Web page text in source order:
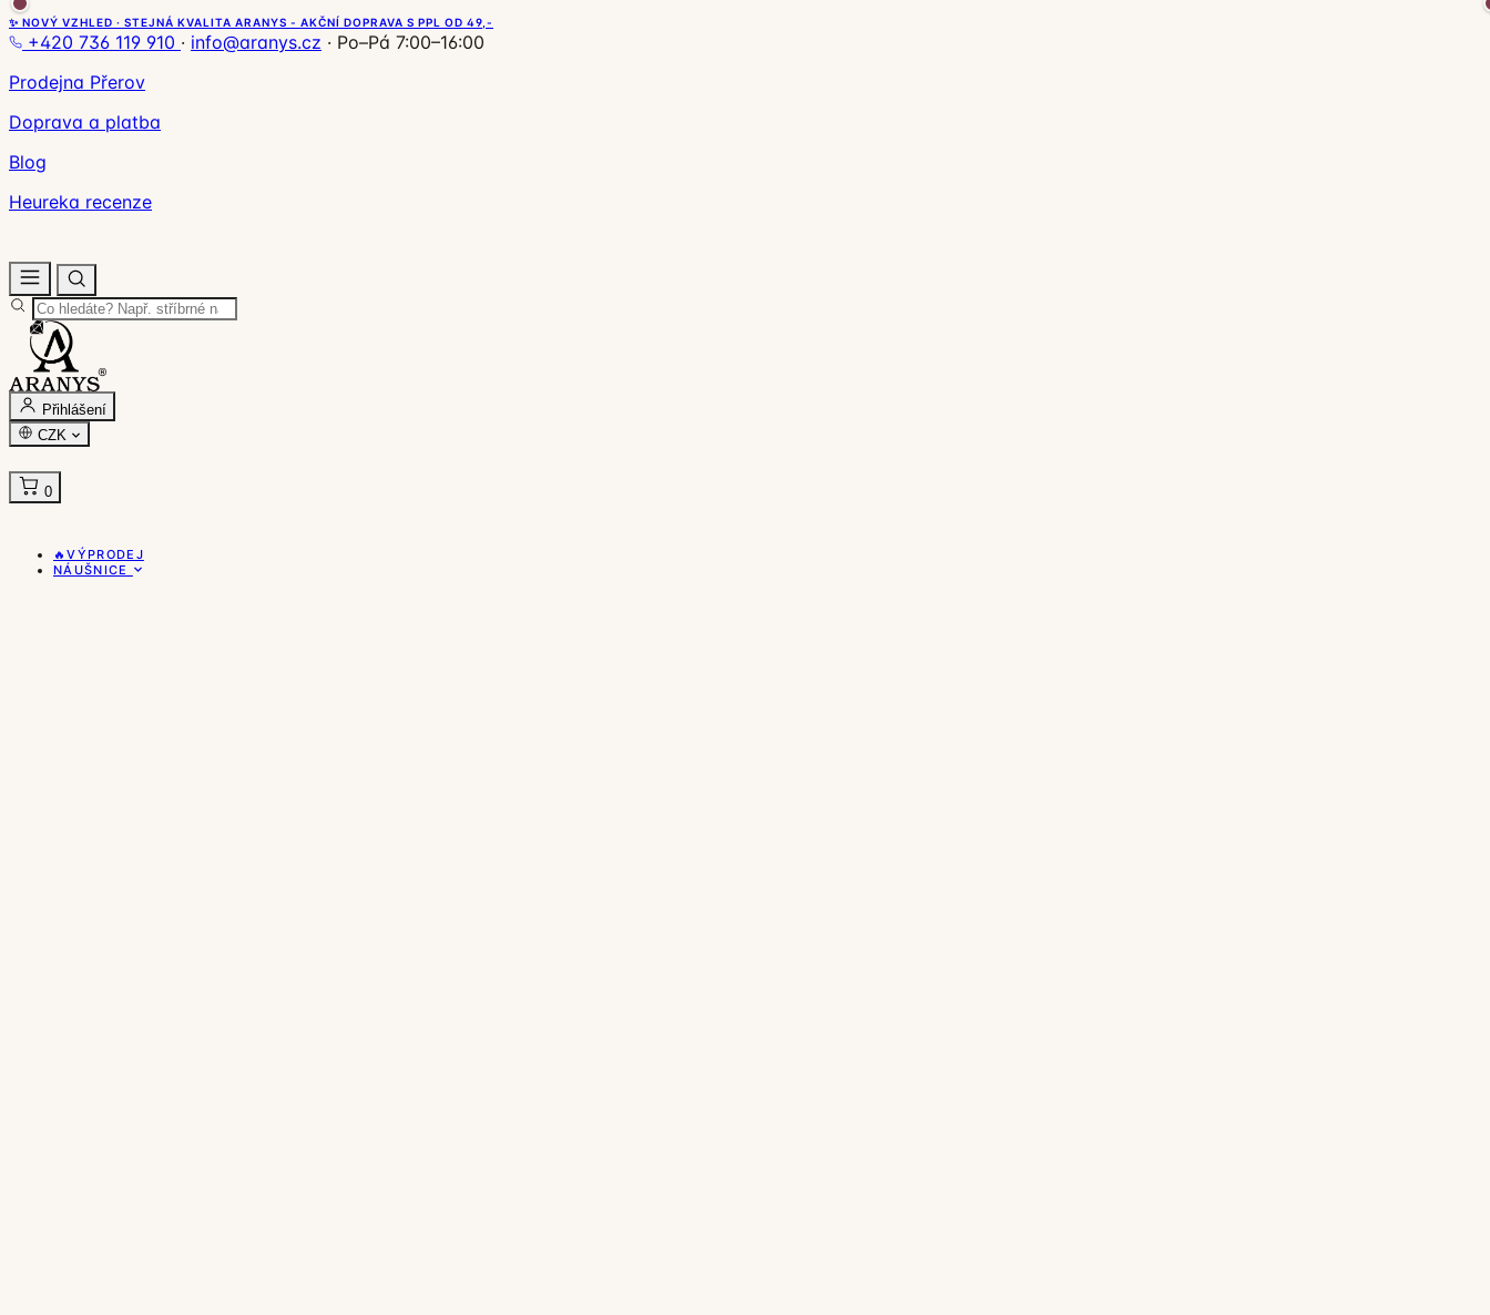
✨ NOVÝ VZHLED · STEJNÁ KVALITA ARANYS - AKČNÍ DOPRAVA S PPL OD 49,-
+420 736 119 910 · info@aranys.cz · Po–Pá 7:00–16:00
Prodejna Přerov
Doprava a platba
Blog
Heureka recenze
Přihlášení
CZK
0
🔥VÝPRODEJ
NÁUŠNICE